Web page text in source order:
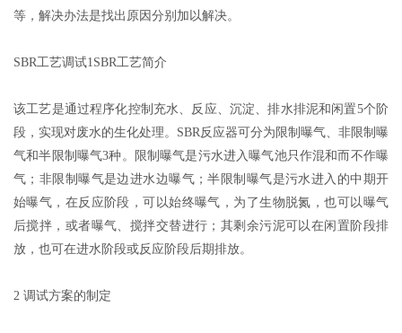
等，解决办法是找出原因分别加以解决。
SBR工艺调试1SBR工艺简介
该工艺是通过程序化控制充水、反应、沉淀、排水排泥和闲置5个阶
段，实现对废水的生化处理。SBR反应器可分为限制曝气、非限制曝
气和半限制曝气3种。限制曝气是污水进入曝气池只作混和而不作曝
气；非限制曝气是边进水边曝气；半限制曝气是污水进入的中期开
始曝气，在反应阶段，可以始终曝气，为了生物脱氮，也可以曝气
后搅拌，或者曝气、搅拌交替进行；其剩余污泥可以在闲置阶段排
放，也可在进水阶段或反应阶段后期排放。
2 调试方案的制定